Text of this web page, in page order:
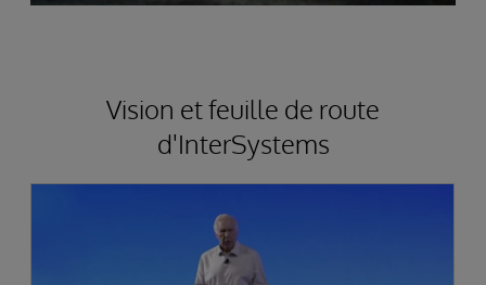
Vision et feuille de route
d'InterSystems